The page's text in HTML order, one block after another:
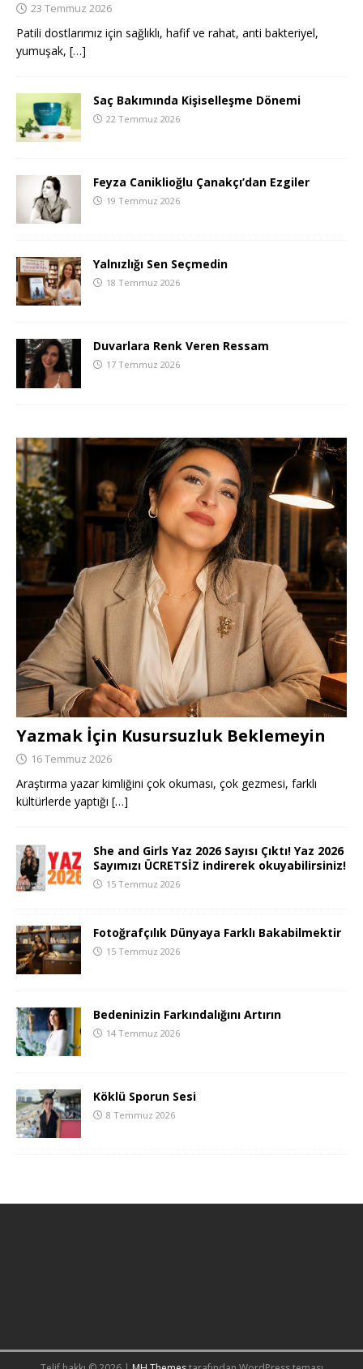
23 Temmuz 2026
Patili dostlarımız için sağlıklı, hafif ve rahat, anti bakteriyel,
yumuşak, […]
Saç Bakımında Kişiselleşme Dönemi
22 Temmuz 2026
Feyza Caniklioğlu Çanakçı’dan Ezgiler
19 Temmuz 2026
Yalnızlığı Sen Seçmedin
18 Temmuz 2026
Duvarlara Renk Veren Ressam
17 Temmuz 2026
Yazmak İçin Kusursuzluk Beklemeyin
16 Temmuz 2026
Araştırma yazar kimliğini çok okuması, çok gezmesi, farklı
kültürlerde yaptığı […]
She and Girls Yaz 2026 Sayısı Çıktı! Yaz 2026
Sayımızı ÜCRETSİZ indirerek okuyabilirsiniz!
15 Temmuz 2026
Fotoğrafçılık Dünyaya Farklı Bakabilmektir
15 Temmuz 2026
Bedeninizin Farkındalığını Artırın
14 Temmuz 2026
Köklü Sporun Sesi
8 Temmuz 2026